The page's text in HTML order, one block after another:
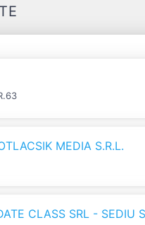
MEDIA S.R.L.
CLASS SRL - SEDIU